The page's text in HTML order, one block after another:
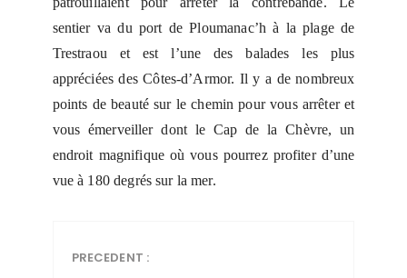
sentier va du port de Ploumanac’h à la plage de
Trestraou et est l’une des balades les plus
appréciées des Côtes-d’Armor. Il y a de nombreux
points de beauté sur le chemin pour vous arrêter et
vous émerveiller dont le Cap de la Chèvre, un
endroit magnifique où vous pourrez profiter d’une
vue à 180 degrés sur la mer.
PRECEDENT :